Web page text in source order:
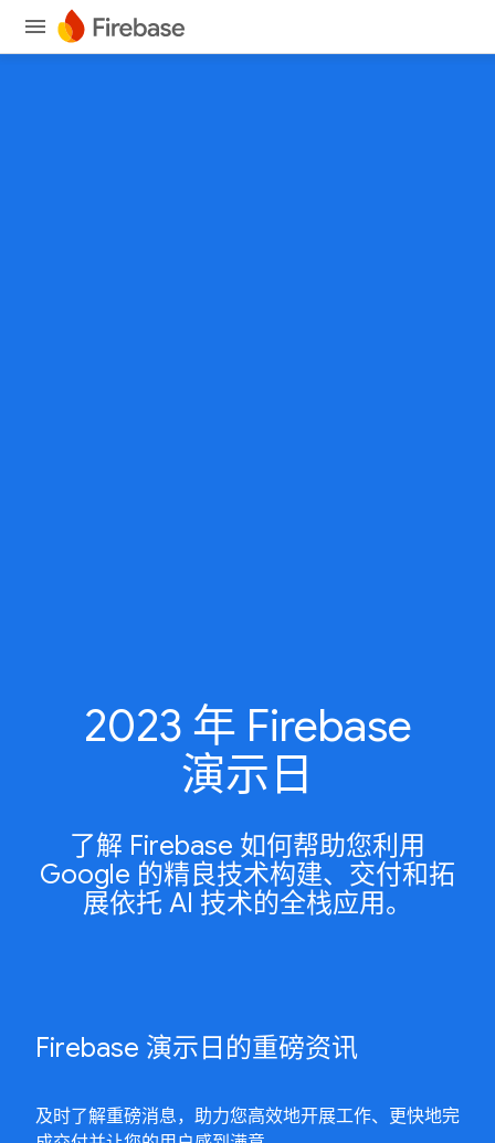
2023 年 Firebase
演示日
了解 Firebase 如何帮助您利用
Google 的精良技术构建、交付和拓
展依托 AI 技术的全栈应用。
Firebase 演示日的重磅资讯
及时了解重磅消息，助力您高效地开展工作、更快地完